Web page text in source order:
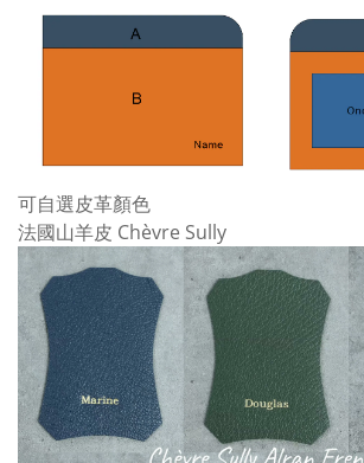
可自選皮革顏色
法國山羊皮 Chèvre Sully